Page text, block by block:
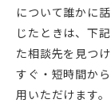
について誰かに
じたときは、下
た相談先を見つ
すぐ・短時間か
用いただけます。